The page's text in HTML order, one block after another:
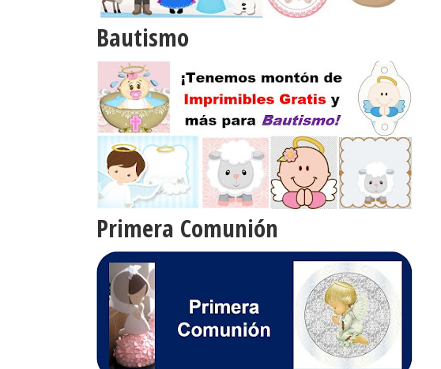
Bautismo
Primera Comunión